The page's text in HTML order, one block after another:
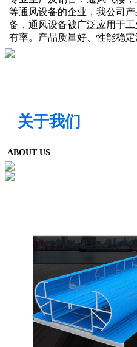
等通风设备的企业，我公司
备，通风设备被广泛应用于
有率。产品质量好、性能稳
关于我们
ABOUT US